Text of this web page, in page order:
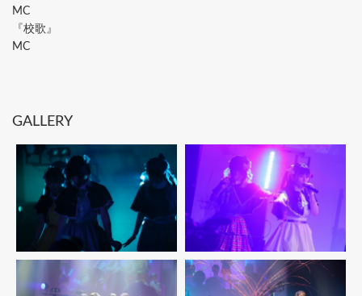
MC
『校歌』
MC
GALLERY